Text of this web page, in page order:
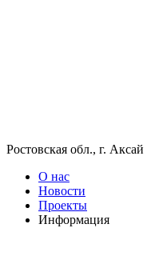
Ростовская обл., г. Аксай
О нас
Новости
Проекты
Информация